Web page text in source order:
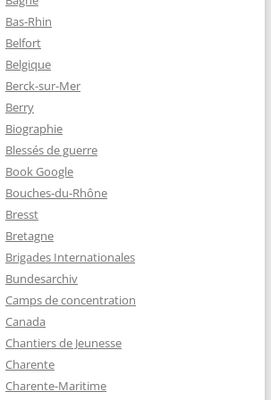
– PLAQUE
:
LEROUX
Bas-Rhin
Belfort
Belgique
Berck-sur-Mer
Berry
Biographie
Blessés de guerre
Book Google
Bouches-du-Rhône
Bresst
Bretagne
Brigades Internationales
Bundesarchiv
Camps de concentration
Canada
Chantiers de Jeunesse
Charente
Charente-Maritime